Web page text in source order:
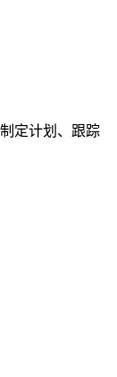
定计划、跟踪